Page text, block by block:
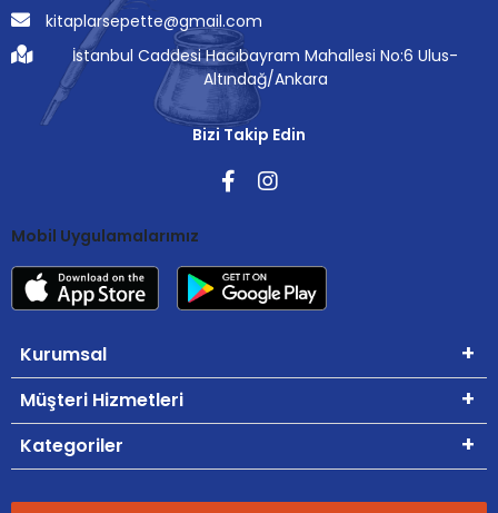
kitaplarsepette@gmail.com
İstanbul Caddesi Hacıbayram Mahallesi No:6 Ulus-
Altındağ/Ankara
Bizi Takip Edin
Mobil Uygulamalarımız
Kurumsal
Müşteri Hizmetleri
Kategoriler